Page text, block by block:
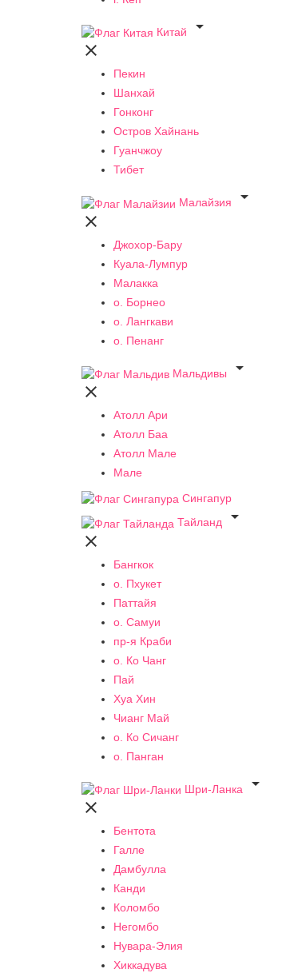
Китай


Пекин
Шанхай
Гонконг
Остров Хайнань
Гуанчжоу
Тибет
Малайзия


Джохор-Бару
Куала-Лумпур
Малакка
о. Борнео
о. Лангкави
о. Пенанг
Мальдивы


Атолл Ари
Атолл Баа
Атолл Мале
Мале
Сингапур
Тайланд


Бангкок
о. Пхукет
Паттайя
о. Самуи
пр-я Краби
о. Ко Чанг
Пай
Хуа Хин
Чианг Май
о. Ко Сичанг
о. Панган
Шри-Ланка


Бентота
Галле
Дамбулла
Канди
Коломбо
Негомбо
Нувара-Элия
Хиккадува